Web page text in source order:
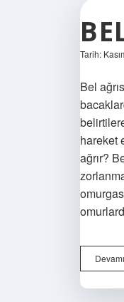
Tarih:
Bel
hareket
ağrır?